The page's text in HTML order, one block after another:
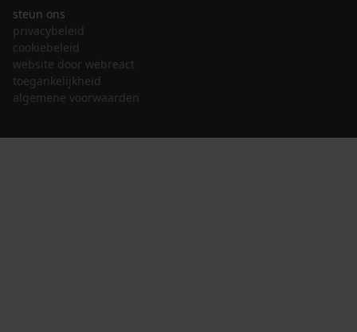
steun ons
privacybeleid
cookiebeleid
website door webreact
toegankelijkheid
algemene voorwaarden